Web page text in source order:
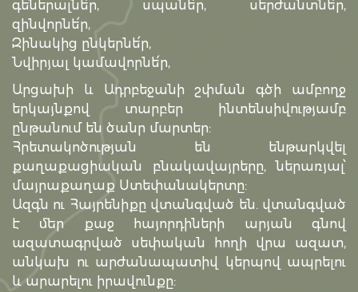
գեներալնե՛ր, սպանե՛ր, սերժանտնե՛ր,
զինվորնե՛ր,
Զինակից ընկերնե՛ր,
Նվիրյալ կամավորնե՛ր,
Արցախի և Ադրբեջանի շփման գծի ամբողջ
երկայնքով տարբեր ինտենսիվությամբ
ընթանում են ծանր մարտեր:
Հրետակոծության են ենթարկվել
քաղաքացիական բնակավայրերը, ներառյալ՝
մայրաքաղաք Ստեփանակերտը:
Ազգն ու Հայրենիքը վտանգված են. վտանգված
է մեր քաջ հայորդիների արյան գնով
ազատագրված սեփական հողի վրա ազատ,
անկախ ու արժանապատիվ կերպով ապրելու
և արարելու իրավունքը: